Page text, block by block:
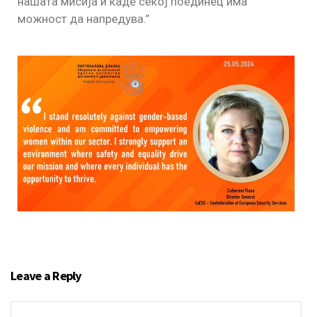
можност да напредува.”
Leave a Reply